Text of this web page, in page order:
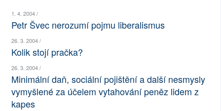
NEJČTENĚJŠÍ ZA 7 DNÍ
AUTOŘI
PŘÍSPĚVKY NA PROVOZ
SOCIÁLNÍ SÍTĚ
1. 4. 2004 /
Petr Švec nerozumí pojmu liberalismus
26. 3. 2004 /
Kolik stojí pračka?
26. 3. 2004 /
Minimální daň, sociální pojištění a další nesmysly
vymyšlené za účelem vytahování peněz lidem z
kapes